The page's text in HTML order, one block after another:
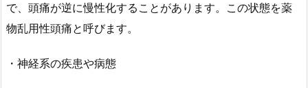
で、頭痛が逆に慢性化することがあります。この状態を薬
物乱用性頭痛と呼びます。
・神経系の疾患や病態